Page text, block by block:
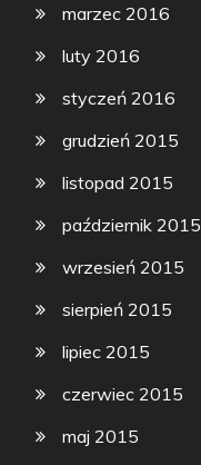
marzec 2016
luty 2016
styczeń 2016
grudzień 2015
listopad 2015
październik 2015
wrzesień 2015
sierpień 2015
lipiec 2015
czerwiec 2015
maj 2015